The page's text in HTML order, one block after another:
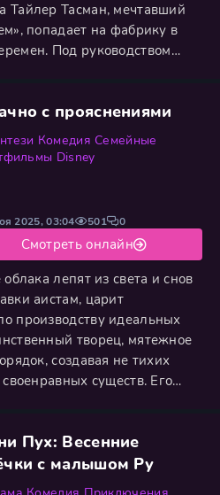
Тайлер Тасман, мечтавший
попадает на фабрику в
Под руководством
отдел «Исправления
обладающими
с прояснениями
Комедия Семейные
Disney
лепят из света и снов
аистам, царит
производству идеальных
творец, мятежное
создавая не тихих
существ. Его
на разряды, и даже
зубками. Именно на
2025, 03:04 501 0
Смотреть онлайн
Пух: Весенние
с малышом Ру